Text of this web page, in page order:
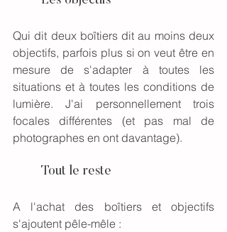
Qui dit deux boîtiers dit au moins deux
objectifs, parfois plus si on veut être en
mesure de s'adapter à toutes les
situations et à toutes les conditions de
lumière. J'ai personnellement trois
focales différentes (et pas mal de
photographes en ont davantage).
	Tout le reste
A l'achat des boîtiers et objectifs
s'ajoutent pêle-mêle :